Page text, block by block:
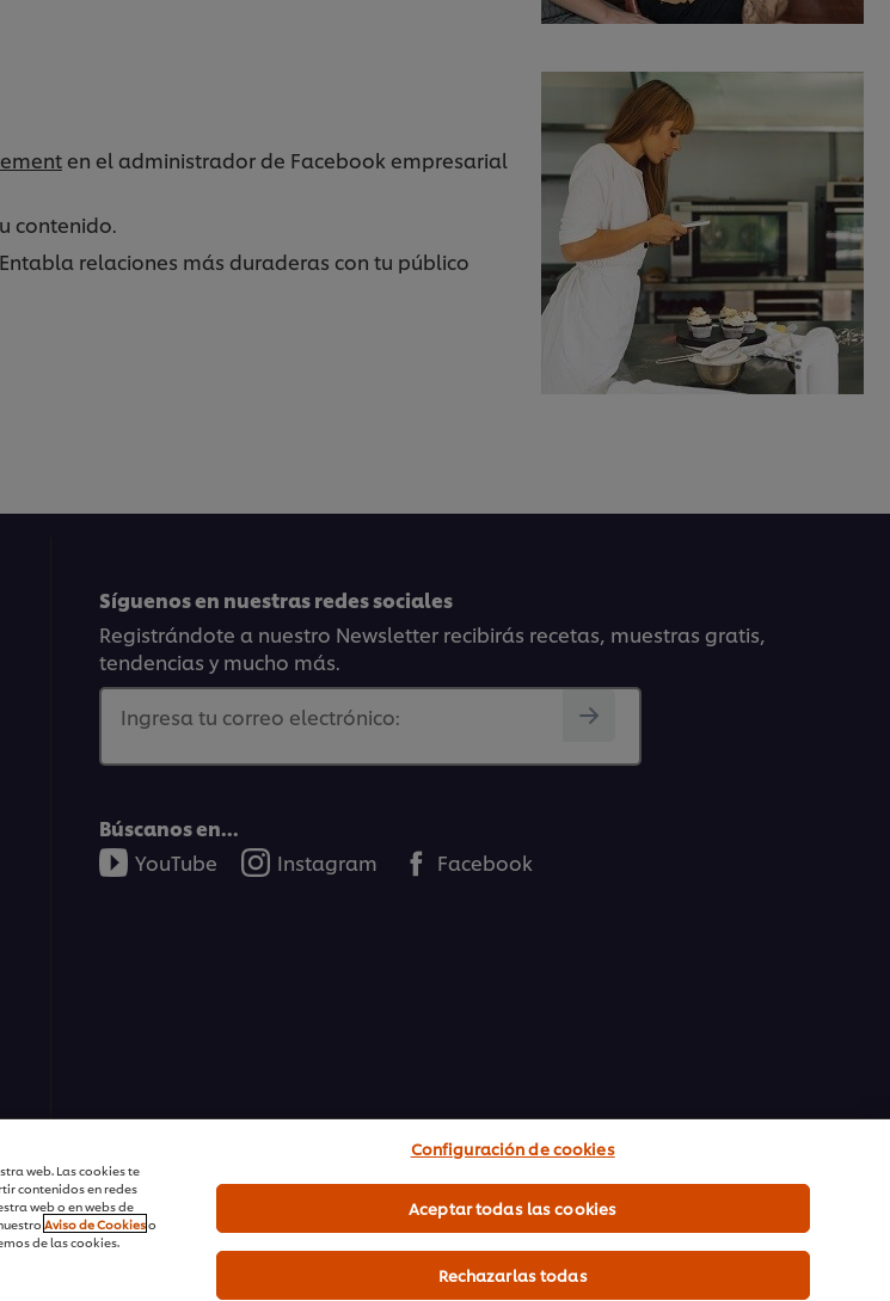
en el administrador de Facebook empresarial
contenido.
relaciones más duraderas con tu público
Síguenos en nuestras redes sociales
Registrándote a nuestro Newsletter recibirás recetas, muestras gratis,
tendencias y mucho más.
Ingresa tu correo electrónico:
Búscanos en...
YouTube
Instagram Facebook
web. Las cookies te
contenidos en redes
web o en webs de
Aviso de Cookieso
de las cookies.
Configuración de cookies
Rechazarlas todas
Aceptar todas las cookies